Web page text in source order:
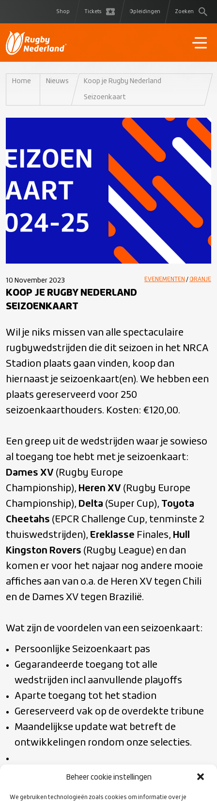
Beheer cookie instellingen
We gebruiken technologieën zoals cookies om informatie over je
Shop Tickets Opleidingen Zoeken
Home Nieuws Koop je Rugby Nederland
Seizoenkaart
10 November 2023 EVENEMENTEN / ORANJE
KOOP JE RUGBY NEDERLAND
SEIZOENKAART
Wil je niks missen van alle spectaculaire
rugbywedstrijden die dit seizoen in het NRCA
Stadion plaats gaan vinden, koop dan
hiernaast je seizoenkaart(en). We hebben een
plaats gereserveerd voor 250
seizoenkaarthouders. Kosten: €120,00.
Een greep uit de wedstrijden waar je sowieso
al toegang toe hebt met je seizoenkaart:
Dames XV (Rugby Europe
Championship), Heren XV (Rugby Europe
Championship), Delta (Super Cup), Toyota
Cheetahs (EPCR Challenge Cup, tenminste 2
thuiswedstrijden), Ereklasse Finales, Hull
Kingston Rovers (Rugby League) en dan
komen er voor het najaar nog andere mooie
affiches aan van o.a. de Heren XV tegen Chili
en de Dames XV tegen Brazilië.
Wat zijn de voordelen van een seizoenkaart:
Persoonlijke Seizoenkaart pas
Gegarandeerde toegang tot alle
wedstrijden incl aanvullende playoffs
Aparte toegang tot het stadion
Gereserveerd vak op de overdekte tribune
Maandelijkse update wat betreft de
ontwikkelingen rondom onze selecties.